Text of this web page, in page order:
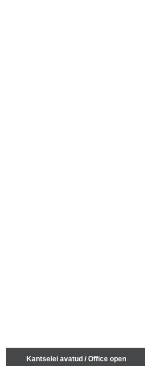
Kantselei avatud / Office open